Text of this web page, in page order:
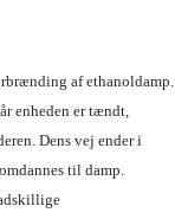
af ethanoldamp.
enheden er tændt,
Dens vej ender i
til damp.